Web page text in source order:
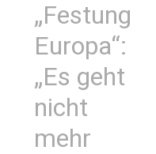
„Festung
Europa“:
„Es geht
nicht
mehr